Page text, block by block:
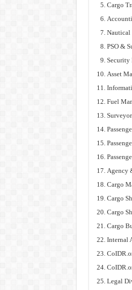
Cargo
Nautical
PSO &
Security
Asset
Fuel
Agency
Cargo
Cargo
Cargo
Cargo
Internal
Legal